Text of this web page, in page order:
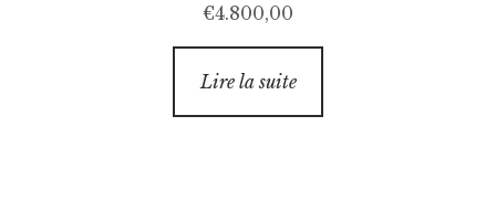
€4.800,00
Lire la suite